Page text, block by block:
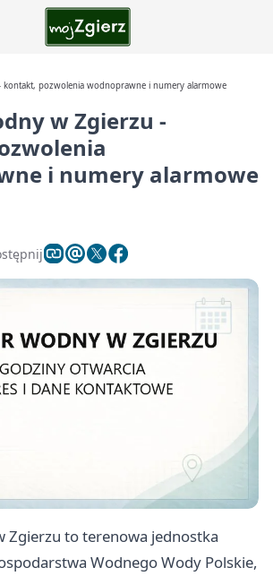
kontakt, pozwolenia wodnoprawne i numery alarmowe
w Zgierzu -
i numery alarmowe
Zgierzu to terenowa jednostka
Wodnego Wody Polskie,